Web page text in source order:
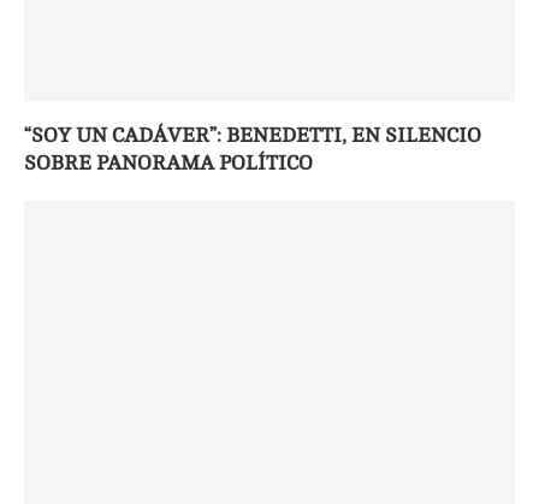
“SOY UN CADÁVER”: BENEDETTI, EN SILENCIO
SOBRE PANORAMA POLÍTICO